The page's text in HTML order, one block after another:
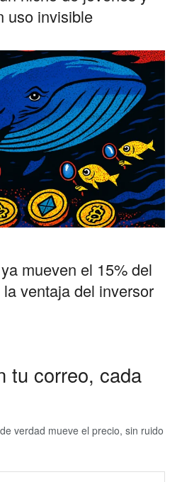
uso invisible
mueven el 15% del
ventaja del inversor
tu correo, cada
verdad mueve el precio, sin ruido